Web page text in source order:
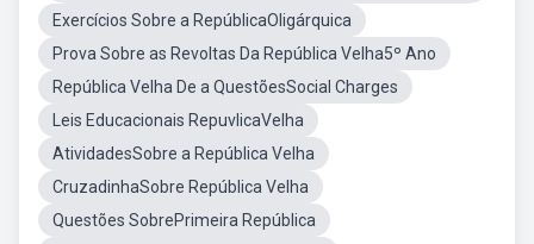
Exercícios Sobre a RepúblicaOligárquica
Prova Sobre as Revoltas Da República Velha5º Ano
República Velha De a QuestõesSocial Charges
Leis Educacionais RepuvlicaVelha
AtividadesSobre a República Velha
CruzadinhaSobre República Velha
Questões SobrePrimeira República